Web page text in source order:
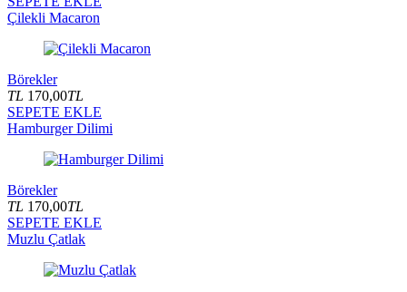
Çilekli Macaron
Börekler
TL 170,00TL
SEPETE EKLE
Hamburger Dilimi
Börekler
TL 170,00TL
SEPETE EKLE
Muzlu Çatlak